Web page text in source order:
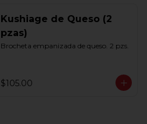
Kushiage de Queso (2
pzas)
Brocheta empanizada de queso. 2 pzs.
$105.00